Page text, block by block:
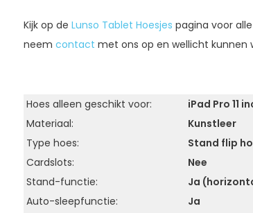
Kijk op de Lunso Tablet Hoesjes pagina voor
neem contact met ons op en wellicht kunnen
Hoes alleen geschikt voor:
iPad Pro 11
Materiaal:
Kunstleer
Type hoes:
Stand flip
Cardslots:
Nee
Stand-functie:
Ja
Auto-sleepfunctie:
Ja